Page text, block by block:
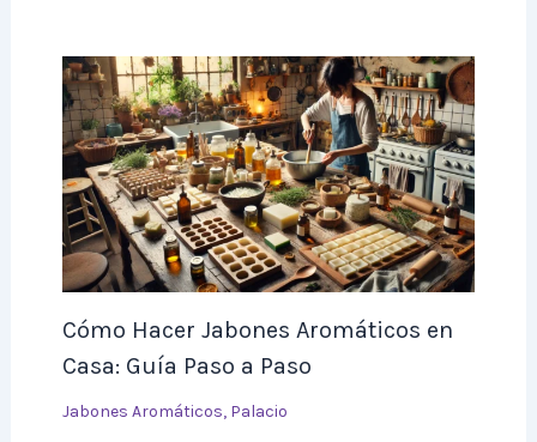
Cómo Hacer Jabones Aromáticos en
Casa: Guía Paso a Paso
Jabones Aromáticos, Palacio